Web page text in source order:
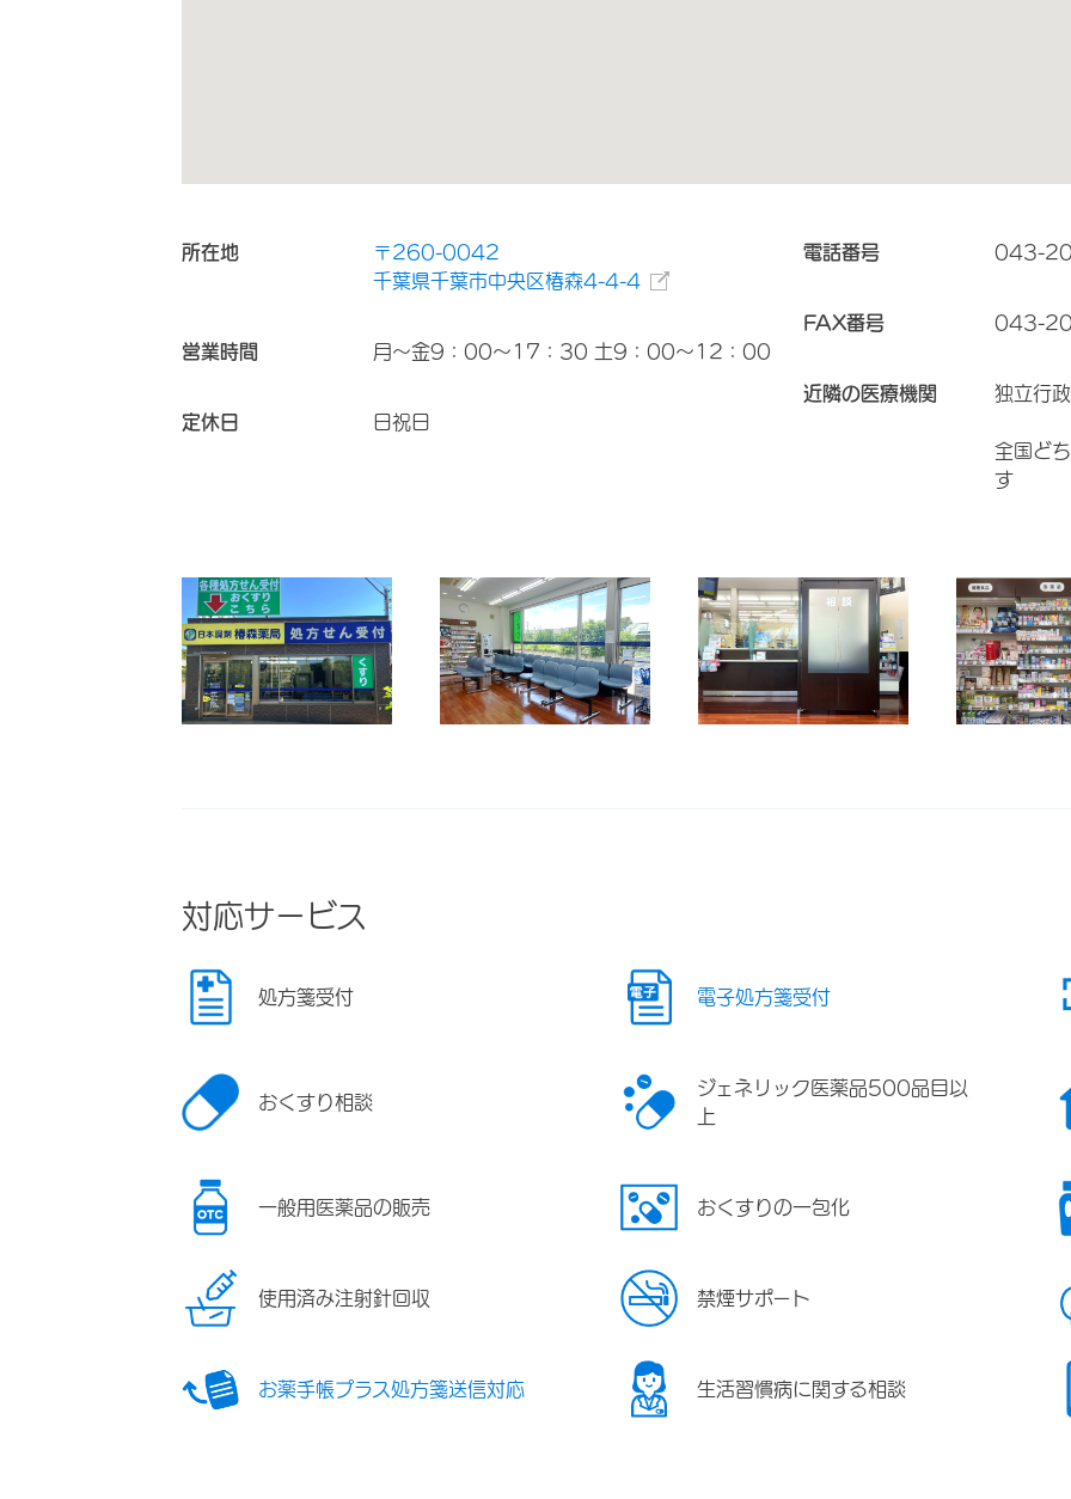
所在地
〒260-0042
千葉県千葉市中央区椿森4-4-4
営業時間 月～金9：00～17：30 土9：00～12：00
定休日 日祝日
電話番号 043-
FAX番号 043-
近隣の医療機関 独立行
全国ど
す
対応サービス
処方箋受付 電子処方箋受付
おくすり相談
ジェネリック医薬品500品目以
上
一般用医薬品の販売 おくすりの一包化
使用済み注射針回収 禁煙サポート
お薬手帳プラス処方箋送信対応 生活習慣病に関する相談